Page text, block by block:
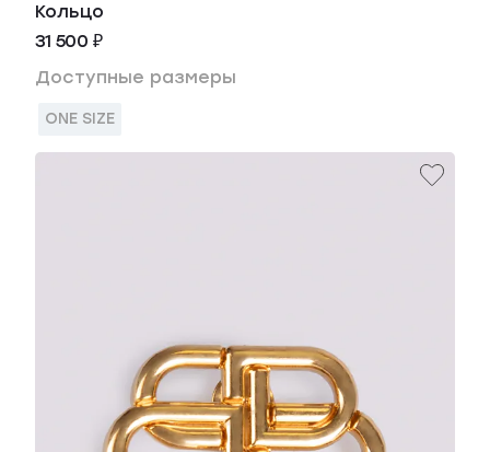
Кольцо
31 500 ₽
Доступные размеры
ONE SIZE